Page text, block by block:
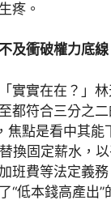
疼。
及衝破權力底線
實實在在？」
都符合三分之
焦點是看中其
換固定薪水，
班費等法定義
“低本錢高產出”